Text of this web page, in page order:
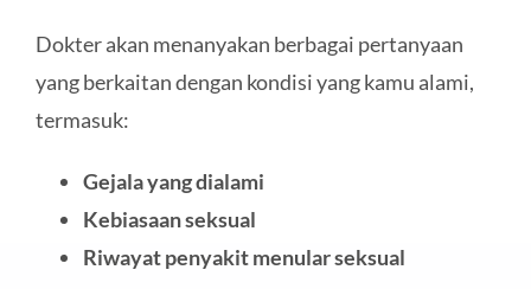
Dokter akan menanyakan berbagai pertanyaan
yang berkaitan dengan kondisi yang kamu alami,
termasuk:
Gejala yang dialami
Kebiasaan seksual
Riwayat penyakit menular seksual